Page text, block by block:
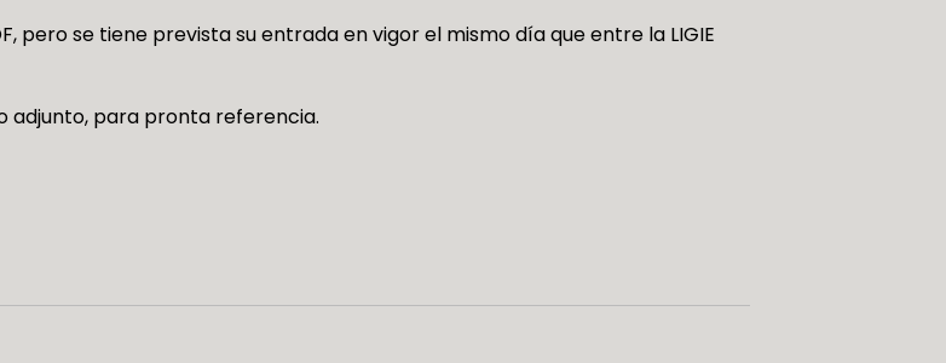
pero se tiene prevista su entrada en vigor el mismo día que entre la LIGIE
para pronta referencia.